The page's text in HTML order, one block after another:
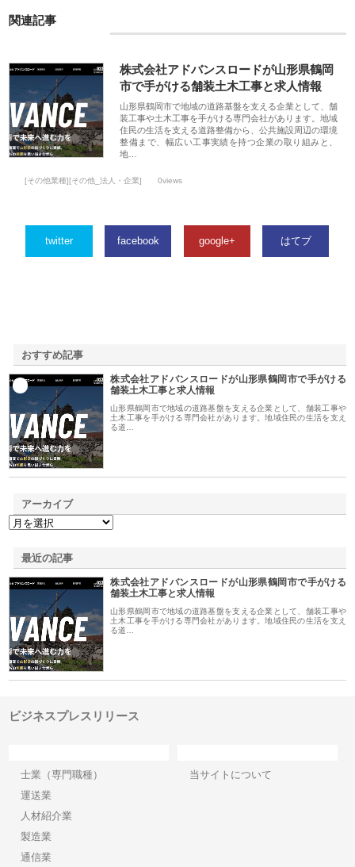
関連記事
株式会社アドバンスロードが山形県鶴岡
市で手がける舗装土木工事と求人情報
山形県鶴岡市で地域の道路基盤を支える企業として、舗
装工事や土木工事を手がける専門会社があります。地域
住民の生活を支える道路整備から、公共施設周辺の環境
整備まで、幅広い工事実績を持つ企業の取り組みと、
地…
[その他業種][その他_法人・企業] 0views
twitter facebook google+ はてブ
おすすめ記事
株式会社アドバンスロードが山形県鶴岡市で手がける
舗装土木工事と求人情報
山形県鶴岡市で地域の道路基盤を支える企業として、舗装工事や
土木工事を手がける専門会社があります。地域住民の生活を支え
る道…
アーカイブ
最近の記事
株式会社アドバンスロードが山形県鶴岡市で手がける
舗装土木工事と求人情報
山形県鶴岡市で地域の道路基盤を支える企業として、舗装工事や
土木工事を手がける専門会社があります。地域住民の生活を支え
る道…
ビジネスプレスリリース
士業（専門職種）
運送業
人材紹介業
製造業
通信業
当サイトについて